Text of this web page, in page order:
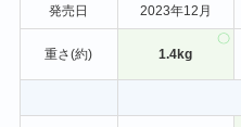
発売日 2023年12月
重さ(約) 1.4kg